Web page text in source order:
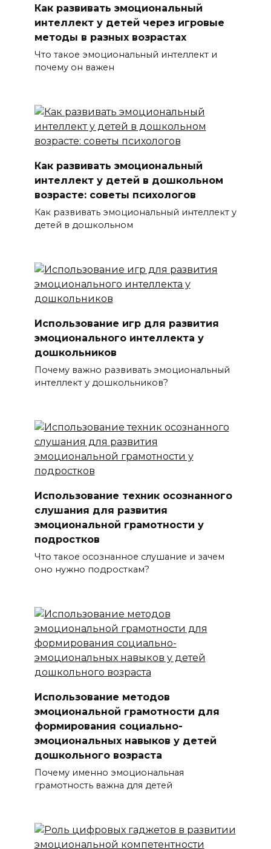
Как развивать эмоциональный
интеллект у детей через игровые
методы в разных возрастах
Что такое эмоциональный интеллект и
почему он важен
Как развивать эмоциональный
интеллект у детей в дошкольном
возрасте: советы психологов
Как развивать эмоциональный интеллект у
детей в дошкольном
Использование игр для развития
эмоционального интеллекта у
дошкольников
Почему важно развивать эмоциональный
интеллект у дошкольников?
Использование техник осознанного
слушания для развития
эмоциональной грамотности у
подростков
Что такое осознанное слушание и зачем
оно нужно подросткам?
Использование методов
эмоциональной грамотности для
формирования социально-
эмоциональных навыков у детей
дошкольного возраста
Почему именно эмоциональная
грамотность важна для детей